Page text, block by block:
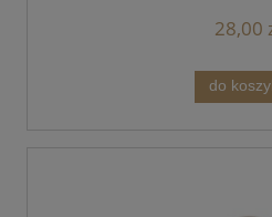
28,00
do